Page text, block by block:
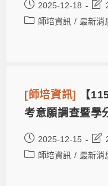
2025-12-18
師培資訊 / 最新消
[師培資訊]
【
考意願調查暨學
2025-12-15
師培資訊 / 最新消